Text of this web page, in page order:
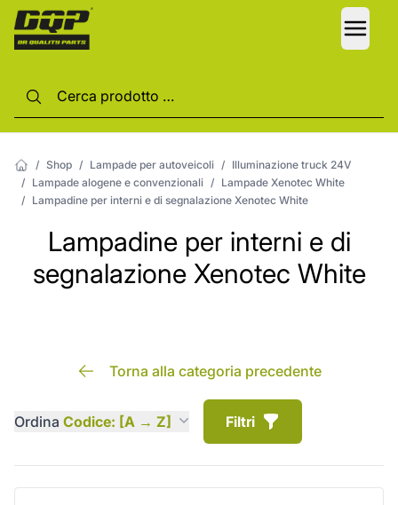
/ Shop / Lampade per autoveicoli / Illuminazione truck 24V
/ Lampade alogene e convenzionali / Lampade Xenotec White
/ Lampadine per interni e di segnalazione Xenotec White
Lampadine per interni e di
segnalazione Xenotec White
Torna alla categoria precedente
Ordina Codice: [A → Z] Filtri